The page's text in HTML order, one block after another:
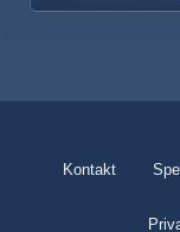
Kontakt